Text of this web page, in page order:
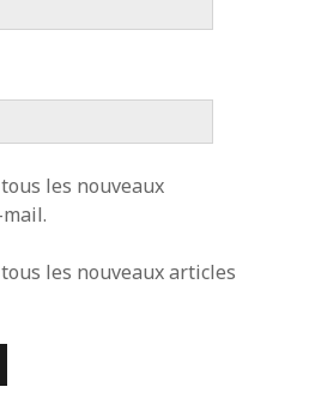
les nouveaux
les nouveaux articles